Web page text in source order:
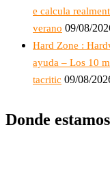
e calcula
verano 09/08/
Hard Zone :
ayuda – Los 10
tacritic 09/08/
Donde estamos